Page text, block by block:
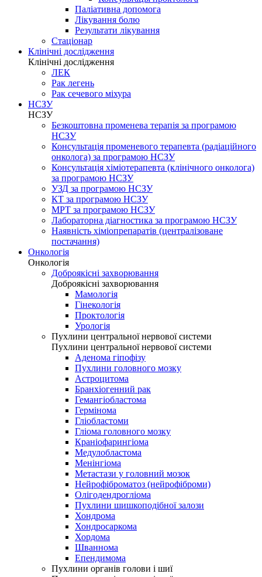
Паліативна допомога
Лікування болю
Результати лікування
Стаціонар
Клінічні дослідження
Клінічні дослідження
ЛЕК
Рак легень
Рак сечевого міхура
НСЗУ
НСЗУ
Безкоштовна променева терапія за програмою
НСЗУ
Консультація променевого терапевта (радіаційного
онколога) за програмою НСЗУ
Консультація хіміотерапевта (клінічного онколога)
за програмою НСЗУ
УЗД за програмою НСЗУ
КТ за програмою НСЗУ
МРТ за програмою НСЗУ
Лабораторна діагностика за програмою НСЗУ
Наявність хіміопрепаратів (централізоване
постачання)
Онкологія
Онкологія
Доброякісні захворювання
Доброякісні захворювання
Мамологія
Гінекологія
Проктологія
Урологія
Пухлини центральної нервової системи
Пухлини центральної нервової системи
Аденома гіпофізу
Пухлини головного мозку
Астроцитома
Бранхіогенний рак
Гемангіобластома
Гермінома
Гліобластоми
Гліома головного мозку
Краніофарингіома
Медулобластома
Менінгіома
Метастази у головний мозок
Нейрофіброматоз (нейрофіброми)
Олігодендрогліома
Пухлини шишкоподібної залози
Хондрома
Хондросаркома
Хордома
Шваннома
Епендимома
Пухлини органів голови і шиї